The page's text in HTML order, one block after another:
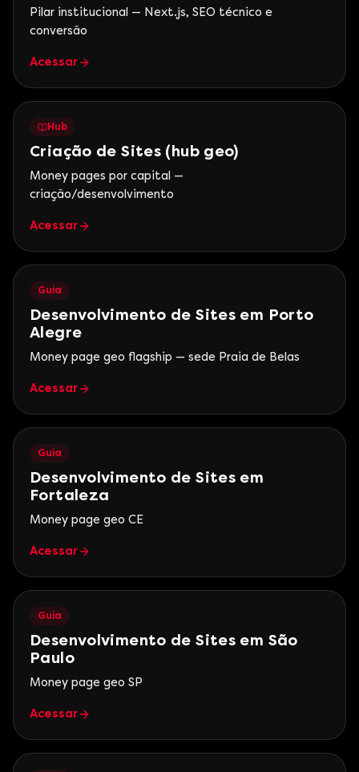
Pilar institucional — Next.js, SEO técnico e
conversão
Acessar
Hub
Criação de Sites (hub geo)
Money pages por capital —
criação/desenvolvimento
Acessar
Guia
Desenvolvimento de Sites em Porto
Alegre
Money page geo flagship — sede Praia de Belas
Acessar
Guia
Desenvolvimento de Sites em
Fortaleza
Money page geo CE
Acessar
Guia
Desenvolvimento de Sites em São
Paulo
Money page geo SP
Acessar